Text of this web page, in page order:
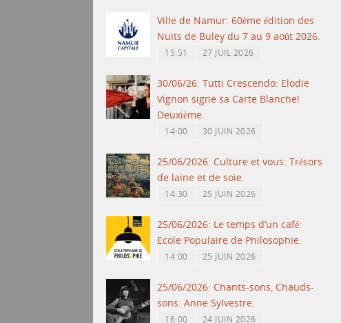
Ville de Namur: 60ème édition des
Nuits de Buley du 7 au 9 août 2026.
15:51 27 JUIL 2026
30/06/26: Tutti Crescendo: Elodie
Vignon signe sa Carte Blanche!
Deuxième.
14:00 30 JUIN 2026
25/06/2026: Culture et vous: Trésors
de laine et de soie.
14:30 25 JUIN 2026
25/06/2026: Le temps d’un café:
Ecole Populaire de Philosophie.
14:00 25 JUIN 2026
25/06/2026: Chants-sons, Chauds-
sons: Anne Sylvestre.
16:00 24 JUIN 2026